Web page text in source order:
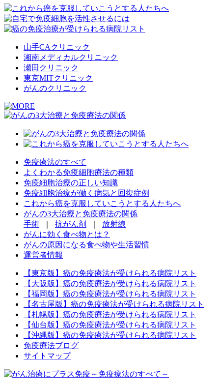
山手CAクリニック
湘南メディカルクリニック
瀬田クリニック
東京MITクリニック
がんのクリニック
免疫療法のすべて
よくわかる免疫細胞療法の種類
免疫細胞治療の正しい知識
免疫細胞治療が働く病気と回復症例
これから癌を克服していこうとする人たちへ
がんの3大治療と免疫療法の関係
手術
抗がん剤
放射線
がんに効く食べ物とは？
がんの原因になる食べ物や生活習慣
運営者情報
【東京版】癌の免疫療法が受けられる病院リスト
【大阪版】癌の免疫療法が受けられる病院リスト
【福岡版】癌の免疫療法が受けられる病院リスト
【名古屋版】癌の免疫療法が受けられる病院リスト
【札幌版】癌の免疫療法が受けられる病院リスト
【仙台版】癌の免疫療法が受けられる病院リスト
【沖縄版】癌の免疫療法が受けられる病院リスト
免疫療法ブログ
サイトマップ